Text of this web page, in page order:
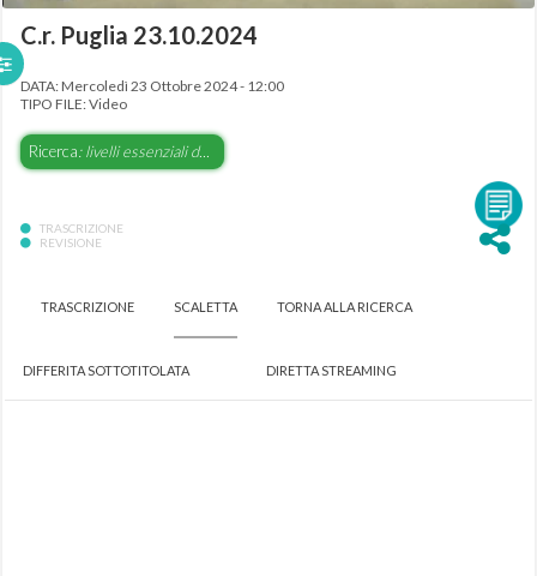
C.r. Puglia 23.10.2024
DATA: Mercoledì 23 Ottobre 2024 - 12:00
TIPO FILE: Video
Ricerca: livelli essenziali d...
TRASCRIZIONE
REVISIONE
TRASCRIZIONE SCALETTA TORNA ALLA RICERCA
DIFFERITA SOTTOTITOLATA DIRETTA STREAMING